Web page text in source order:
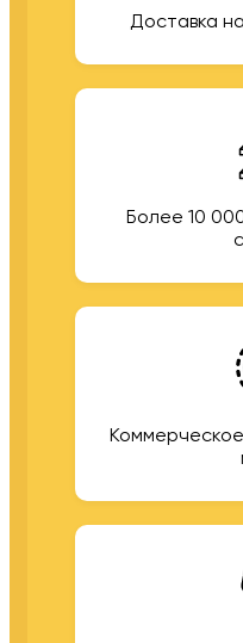
Доставка
Более 10